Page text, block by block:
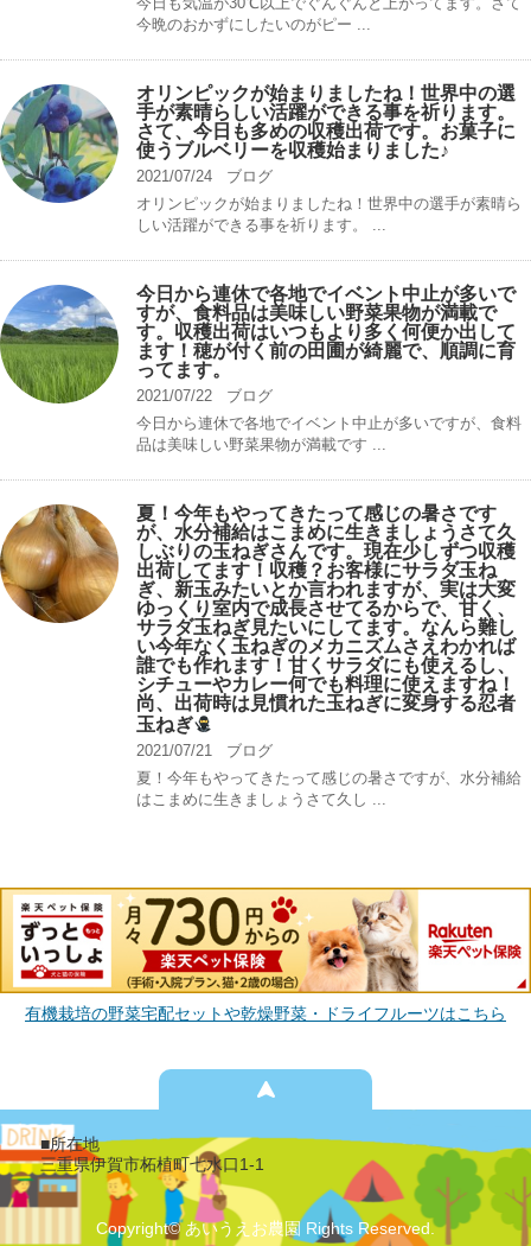
今晩のおかずにしたいのがピー ...
オリンピックが始まりましたね！世界中の選
手が素晴らしい活躍ができる事を祈ります。
さて、今日も多めの収穫出荷です。お菓子に
使うブルベリーを収穫始まりました♪
2021/07/24
ブログ
オリンピックが始まりましたね！世界中の選手が素晴ら
しい活躍ができる事を祈ります。 ...
今日から連休で各地でイベント中止が多いで
すが、食料品は美味しい野菜果物が満載で
す。収穫出荷はいつもより多く何便か出して
ます！穂が付く前の田圃が綺麗で、順調に育
ってます。
2021/07/22
ブログ
今日から連休で各地でイベント中止が多いですが、食料
品は美味しい野菜果物が満載です ...
夏！今年もやってきたって感じの暑さです
が、水分補給はこまめに生きましょうさて久
しぶりの玉ねぎさんです。現在少しずつ収穫
出荷してます！収穫？お客様にサラダ玉ね
ぎ、新玉みたいとか言われますが、実は大変
ゆっくり室内で成長させてるからで、甘く、
サラダ玉ねぎ見たいにしてます。なんら難し
い今年なく玉ねぎのメカニズムさえわかれば
誰でも作れます！甘くサラダにも使えるし、
シチューやカレー何でも料理に使えますね！
尚、出荷時は見慣れた玉ねぎに変身する忍者
玉ねぎ
2021/07/21
ブログ
夏！今年もやってきたって感じの暑さですが、水分補給
はこまめに生きましょうさて久し ...
有機栽培の野菜宅配セットや乾燥野菜・ドライフルーツはこちら
■所在地
三重県伊賀市柘植町七水口1-1
Copyright© あいうえお農園 Rights Reserved.